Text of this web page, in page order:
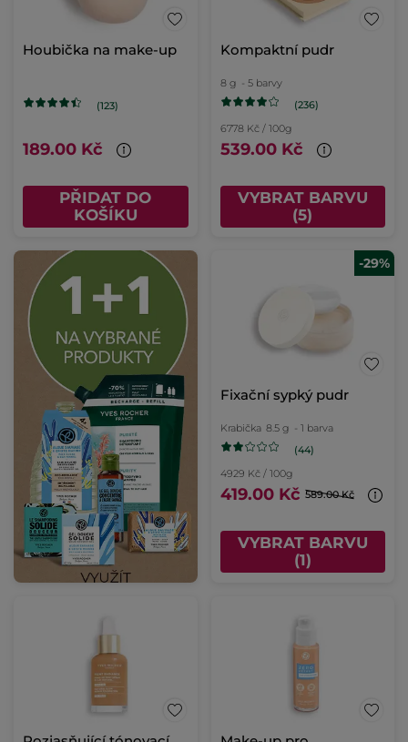
Houbička na make-up
(123)
189.00 Kč
PŘIDAT DO
KOŠÍKU
Kompaktní pudr
8 g - 5 barvy
(236)
6778 Kč / 100g
539.00 Kč
VYBRAT BARVU
(5)
-29%
Fixační sypký pudr
Krabička 8.5 g - 1 barva
(44)
4929 Kč / 100g
419.00 Kč 589.00 Kč
VYBRAT BARVU
(1)